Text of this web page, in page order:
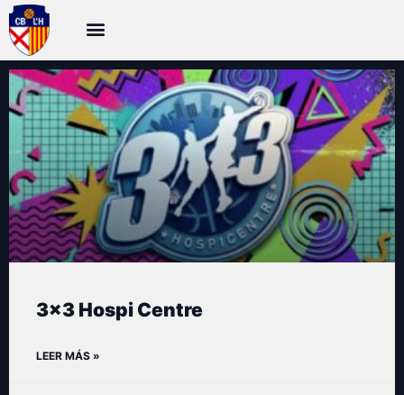
3×3 Hospi Centre
LEER MÁS »